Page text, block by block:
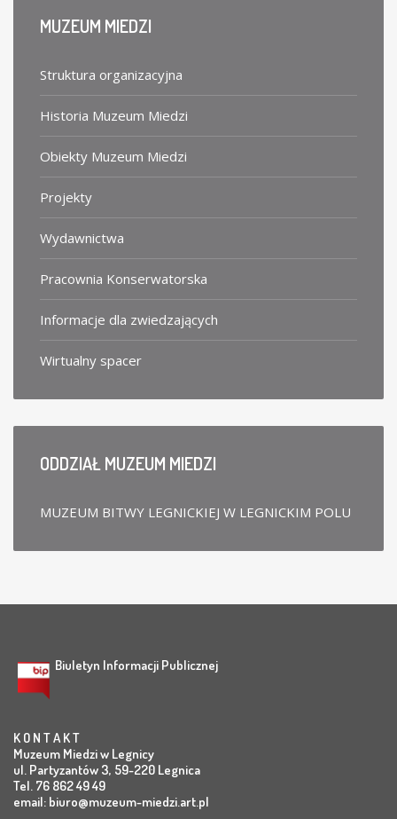
MUZEUM MIEDZI
Struktura organizacyjna
Historia Muzeum Miedzi
Obiekty Muzeum Miedzi
Projekty
Wydawnictwa
Pracownia Konserwatorska
Informacje dla zwiedzających
Wirtualny spacer
ODDZIAŁMUZEUM MIEDZI
MUZEUM BITWY LEGNICKIEJ W LEGNICKIM POLU
Biuletyn Informacji Publicznej
K O N T A K T
Muzeum Miedzi w Legnicy
ul. Partyzantów 3, 59-220 Legnica
Tel. 76 862 49 49
email: biuro@muzeum-miedzi.art.pl